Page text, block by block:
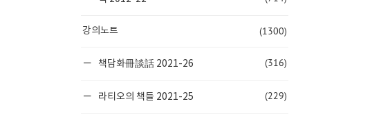
강의노트 (1300)
책담화冊談話 2021-26 (316)
라티오의 책들 2021-25 (229)